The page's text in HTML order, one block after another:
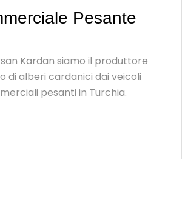
Autobus
Con la nostra esperienza di tanti
applicazioni per autobus, siamo il
soluzioni per alberi cardanici di molti